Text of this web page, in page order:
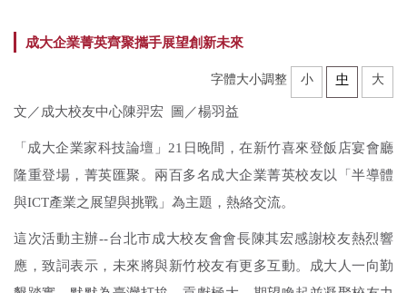
所屬研究中心
企業共研中心
加速器
成大企業菁英齊聚攜手展望創新未來
字體大小調整 小 中 大
文／成大校友中心陳羿宏 圖／楊羽益
「成大企業家科技論壇」21日晚間，在新竹喜來登飯店宴會廳
隆重登場，菁英匯聚。兩百多名成大企業菁英校友以「半導體
與ICT產業之展望與挑戰」為主題，熱絡交流。
這次活動主辦--台北市成大校友會會長陳其宏感謝校友熱烈響
應，致詞表示，未來將與新竹校友有更多互動。成大人一向勤